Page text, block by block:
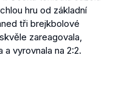
hru od základní
tři brejkbolové
zareagovala,
vyrovnala na 2:2.